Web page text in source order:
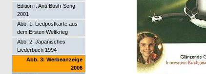
Edition I: Anti-Bush-Song
2001
Abb. 1: Liedpostkarte aus
dem Ersten Weltkrieg
Abb. 2: Japanisches
Liederbuch 1994
Abb. 3: Werbeanzeige
2006